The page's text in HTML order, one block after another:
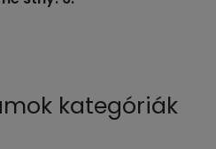
kategóriák